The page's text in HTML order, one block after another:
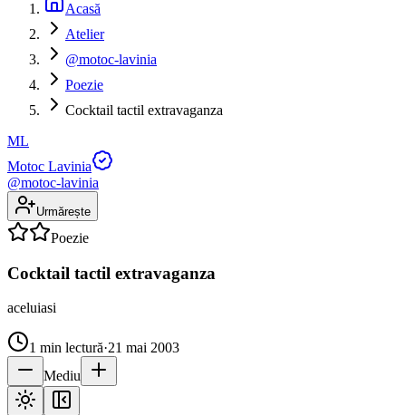
Acasă
Atelier
@motoc-lavinia
Poezie
Cocktail tactil extravaganza
ML
Motoc Lavinia
@motoc-lavinia
Urmărește
Poezie
Cocktail tactil extravaganza
aceluiasi
1 min lectură·21 mai 2003
Mediu